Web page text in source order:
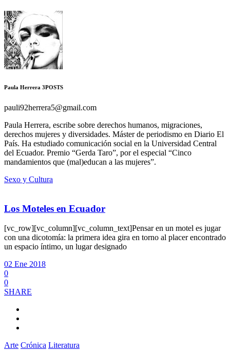
Paula Herrera 3POSTS
pauli92herrera5@gmail.com
Paula Herrera, escribe sobre derechos humanos, migraciones,
derechos mujeres y diversidades. Máster de periodismo en Diario El
País. Ha estudiado comunicación social en la Universidad Central
del Ecuador. Premio “Gerda Taro”, por el especial “Cinco
mandamientos que (mal)educan a las mujeres”.
Sexo y Cultura
Los Moteles en Ecuador
[vc_row][vc_column][vc_column_text]Pensar en un motel es jugar
con una dicotomía: la primera idea gira en torno al placer encontrado
un espacio íntimo, un lugar designado
02 Ene 2018
0
0
SHARE
Arte Crónica Literatura